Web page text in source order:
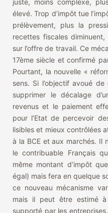
juste, moins complexe,
élevé. Trop d’impôt tue
prélèvement, plus la
recettes fiscales
sur l’offre de travail. Ce
17ème siècle et confirmé
Pourtant, la nouvelle «
sens. Si l’objectif avoué
supprimer le décalage
revenus et le paiement
pour l’Etat de percevoir
lisibles et mieux contrôlées
à la BCE et aux marchés. Il
le contribuable Français
même montant d’impôt
égal) mais fera en quelque
ce nouveau mécanisme
mais il peut être estimé à
supporté par les